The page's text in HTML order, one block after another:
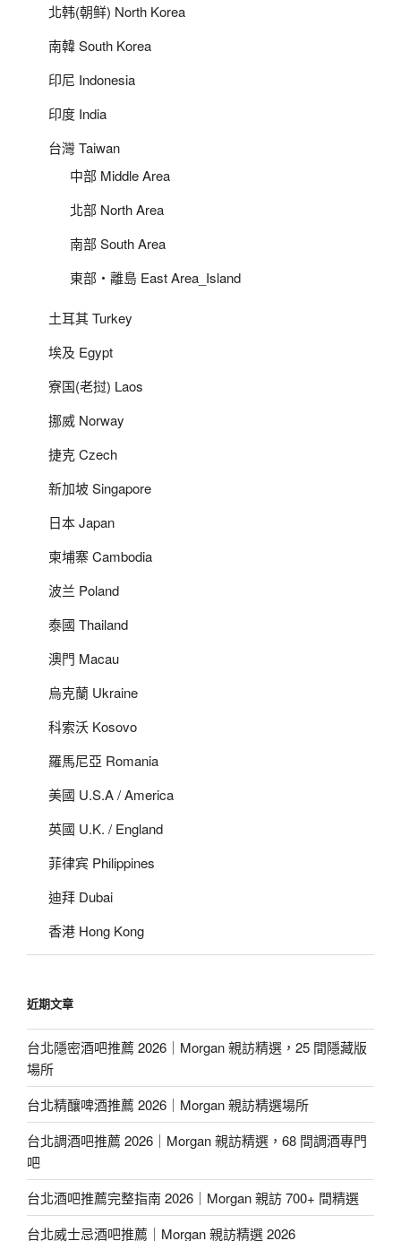
北韩(朝鲜) North Korea
南韓 South Korea
印尼 Indonesia
印度 India
台灣 Taiwan
中部 Middle Area
北部 North Area
南部 South Area
東部‧離島 East Area_Island
土耳其 Turkey
埃及 Egypt
寮国(老挝) Laos
挪威 Norway
捷克 Czech
新加坡 Singapore
日本 Japan
柬埔寨 Cambodia
波兰 Poland
泰國 Thailand
澳門 Macau
烏克蘭 Ukraine
科索沃 Kosovo
羅馬尼亞 Romania
美國 U.S.A / America
英國 U.K. / England
菲律宾 Philippines
迪拜 Dubai
香港 Hong Kong
近期文章
台北隱密酒吧推薦 2026｜Morgan 親訪精選，25 間隱藏版
場所
台北精釀啤酒推薦 2026｜Morgan 親訪精選場所
台北調酒吧推薦 2026｜Morgan 親訪精選，68 間調酒專門
吧
台北酒吧推薦完整指南 2026｜Morgan 親訪 700+ 間精選
台北威士忌酒吧推薦｜Morgan 親訪精選 2026